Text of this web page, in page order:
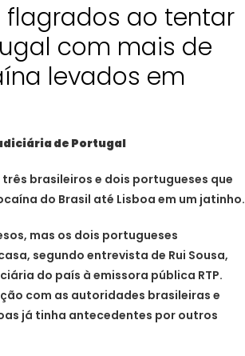
flagrados ao tentar
com mais de
levados em
de Portugal
brasileiros e dois portugueses que
do Brasil até Lisboa em um jatinho.
mas os dois portugueses
segundo entrevista de Rui Sousa,
do país à emissora pública RTP.
com as autoridades brasileiras e
já tinha antecedentes por outros